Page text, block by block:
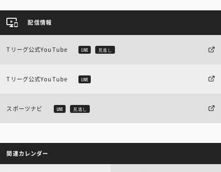
配信情報
Tリーグ公式YouTube LIVE 見逃し
Tリーグ公式YouTube LIVE
スポーツナビ LIVE 見逃し
関連カレンダー